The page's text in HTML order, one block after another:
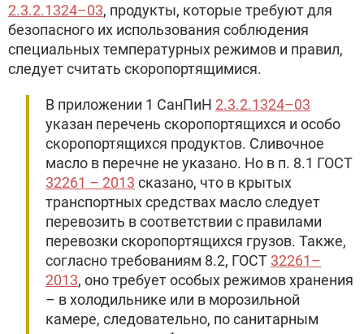
2.3.2.1324–03, продукты, которые требуют для
безопасного их использования соблюдения
специальных температурных режимов и правил,
следует считать скоропортящимися.
В приложении 1 СанПиН 2.3.2.1324–03
указан перечень скоропортящихся и особо
скоропортящихся продуктов. Сливочное
масло в перечне не указано. Но в п. 8.1 ГОСТ
32261 – 2013 сказано, что в крытых
транспортных средствах масло следует
перевозить в соответствии с правилами
перевозки скоропортящихся грузов. Также,
согласно требованиям 8.2, ГОСТ 32261–
2013, оно требует особых режимов хранения
– в холодильнике или в морозильной
камере, следовательно, по санитарным